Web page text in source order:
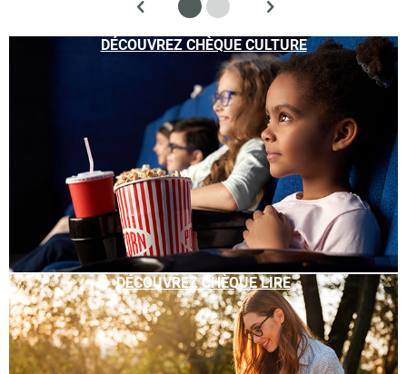
DÉCOUVREZ CHÈQUE CULTURE
DÉCOUVREZ CHÈQUE LIRE